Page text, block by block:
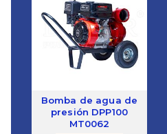
Bomba de agua de
presión DPP100
MT0062